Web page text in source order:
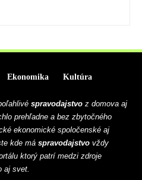
Ekonomika
Kultúra
spravodajstvo z domova aj
prehľadne a bez zbytočného
ekonomické spoločenské aj
kde má spravodajstvo vždy
ktorý patrí medzi zdroje
aj svet.